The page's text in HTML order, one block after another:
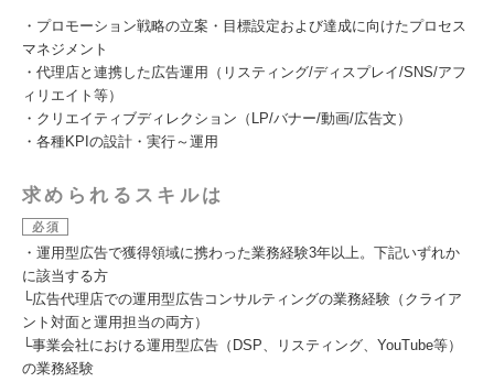
・プロモーション戦略の立案・目標設定および達成に向けたプロセス
マネジメント
・代理店と連携した広告運用（リスティング/ディスプレイ/SNS/アフ
ィリエイト等）
・クリエイティブディレクション（LP/バナー/動画/広告文）
・各種KPIの設計・実行～運用
求められるスキルは
必須
・運用型広告で獲得領域に携わった業務経験3年以上。下記いずれか
に該当する方
└広告代理店での運用型広告コンサルティングの業務経験（クライア
ント対面と運用担当の両方）
└事業会社における運用型広告（DSP、リスティング、YouTube等）
の業務経験